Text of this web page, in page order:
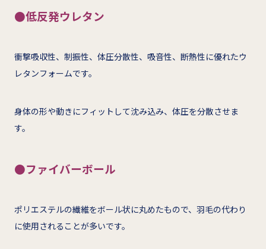
●低反発ウレタン
衝撃吸収性、制振性、体圧分散性、吸音性、断熱性に優れたウ
レタンフォームです。
身体の形や動きにフィットして沈み込み、体圧を分散させま
す。
●ファイバーボール
ポリエステルの繊維をボール状に丸めたもので、羽毛の代わり
に使用されることが多いです。